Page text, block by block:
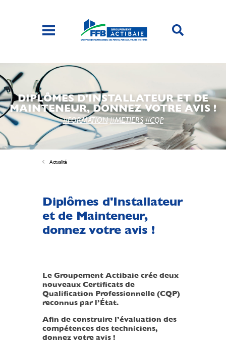
DIPLÔMES D'INSTALLATEUR ET DE
MAINTENEUR, DONNEZ VOTRE AVIS !
#FORMATION #METIERS #CQP
Actualité
Diplômes d'Installateur
et de Mainteneur,
donnez votre avis !
Le Groupement Actibaie crée deux
nouveaux Certificats de
Qualification Professionnelle (CQP)
reconnus par l’État.
Afin de construire l’évaluation des
compétences des techniciens,
donnez votre avis !